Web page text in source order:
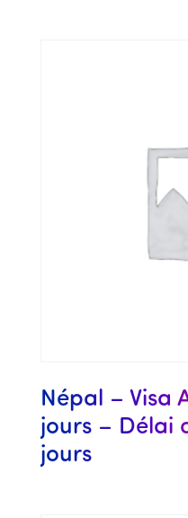
Népal – Visa
jours – Délai
jours